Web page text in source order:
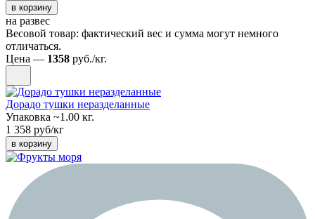
в корзину
на развес
Весовой товар: фактический вес и сумма могут немного
отличаться.
Цена — 1358 руб./кг.
Дорадо тушки неразделанные
Упаковка ~1.00 кг.
1 358 руб/кг
в корзину